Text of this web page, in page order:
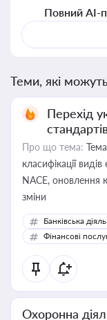
Повний AI-
Теми, які
Перехід
Про що тема:
класифікації
NACE, оновлення
зміни
Банківська
Фінансові
Охоронна